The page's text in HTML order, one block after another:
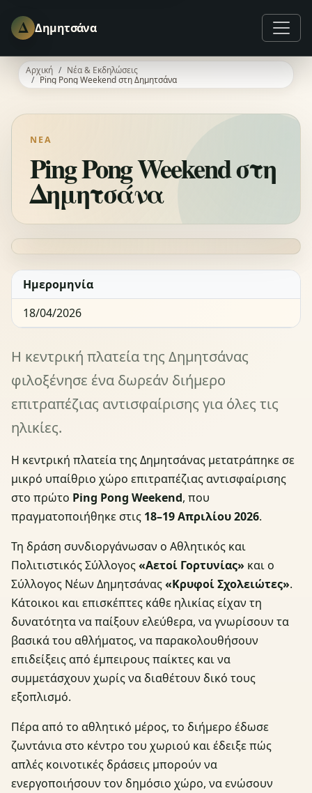
Δ Δημητσάνα
Αρχική
Νέα & Εκδηλώσεις
Ping Pong Weekend στη Δημητσάνα
ΝΈΑ
Ping Pong Weekend στη
Δημητσάνα
Ημερομηνία
18/04/2026
Η κεντρική πλατεία της Δημητσάνας
φιλοξένησε ένα δωρεάν διήμερο
επιτραπέζιας αντισφαίρισης για όλες τις
ηλικίες.
Η κεντρική πλατεία της Δημητσάνας μετατράπηκε σε
μικρό υπαίθριο χώρο επιτραπέζιας αντισφαίρισης
στο πρώτο Ping Pong Weekend, που
πραγματοποιήθηκε στις 18–19 Απριλίου 2026.
Τη δράση συνδιοργάνωσαν ο Αθλητικός και
Πολιτιστικός Σύλλογος«Αετοί Γορτυνίας» και ο
Σύλλογος Νέων Δημητσάνας«Κρυφοί Σχολειώτες».
Κάτοικοι και επισκέπτες κάθε ηλικίας είχαν τη
δυνατότητα να παίξουν ελεύθερα, να γνωρίσουν τα
βασικά του αθλήματος, να παρακολουθήσουν
επιδείξεις από έμπειρους παίκτες και να
συμμετάσχουν χωρίς να διαθέτουν δικό τους
εξοπλισμό.
Πέρα από το αθλητικό μέρος, το διήμερο έδωσε
ζωντάνια στο κέντρο του χωριού και έδειξε πώς
απλές κοινοτικές δράσεις μπορούν να
ενεργοποιήσουν τον δημόσιο χώρο, να ενώσουν